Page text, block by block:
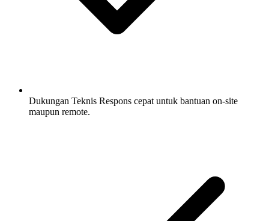
Dukungan Teknis Respons cepat untuk bantuan on-site
maupun remote.